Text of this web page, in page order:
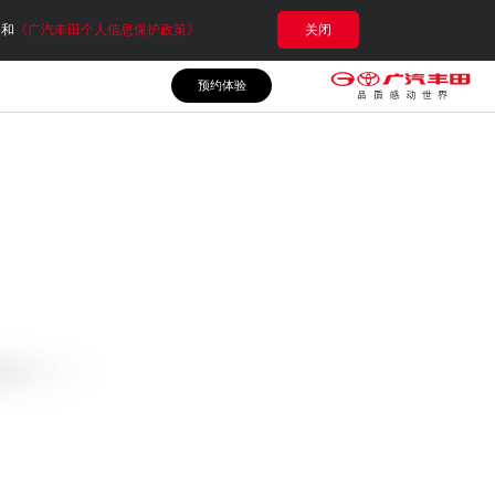
《广汽丰田个人信息保护政策》 关闭
预约体验